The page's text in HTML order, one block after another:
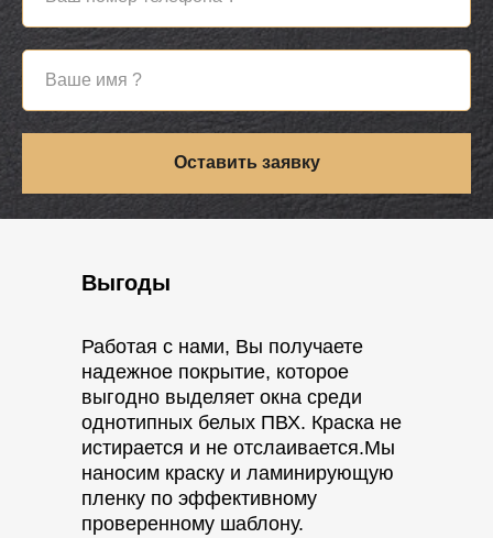
Оставить заявку
Выгоды
Работая с нами, Вы получаете
надежное покрытие, которое
выгодно выделяет окна среди
однотипных белых ПВХ. Краска не
истирается и не отслаивается.Мы
наносим краску и ламинирующую
пленку по эффективному
проверенному шаблону.